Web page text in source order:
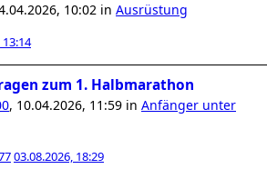
10:02 in Ausrüstung
zum 1. Halbmarathon
, 10.04.2026, 11:59 in Anfänger unter
03.08.2026, 18:29